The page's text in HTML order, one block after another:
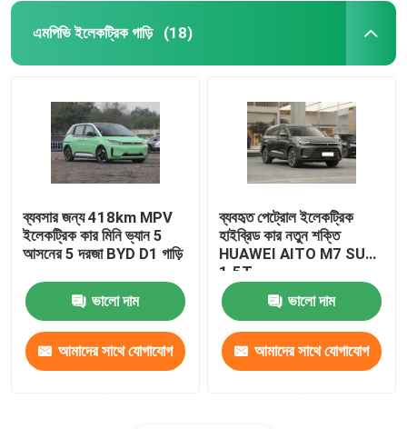
এমপিভি ইলেকট্রিক গাড়ি (18)
ব্যবসার জন্য 418km MPV
ইলেকট্রিক কার মিনি ভ্যান 5
আসনের 5 দরজা BYD D1 গাড়ি
ভালো দাম
আমাদের সাথে যোগাযোগ
ব্যবহৃত পেট্রোল ইলেকট্রিক
হাইব্রিড কার নতুন শক্তি
HUAWEI AITO M7 SUV
1.5T
ভালো দাম
আমাদের সাথে যোগাযোগ